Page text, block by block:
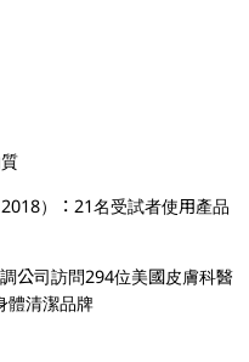
）：21名受試者使用產品
公司訪問294位美國皮膚科醫
體清潔品牌